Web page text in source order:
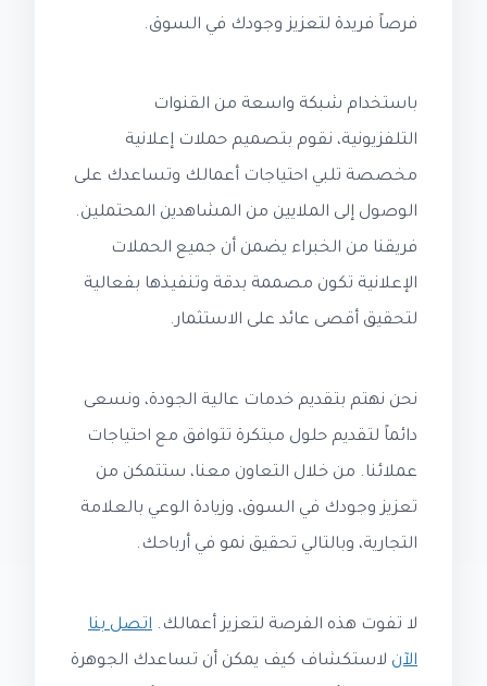
فرصاً فريدة لتعزيز وجودك في السوق.
باستخدام شبكة واسعة من القنوات
التلفزيونية، نقوم بتصميم حملات إعلانية
مخصصة تلبي احتياجات أعمالك وتساعدك على
الوصول إلى الملايين من المشاهدين المحتملين.
فريقنا من الخبراء يضمن أن جميع الحملات
الإعلانية تكون مصممة بدقة وتنفيذها بفعالية
لتحقيق أقصى عائد على الاستثمار.
نحن نهتم بتقديم خدمات عالية الجودة، ونسعى
دائماً لتقديم حلول مبتكرة تتوافق مع احتياجات
عملائنا. من خلال التعاون معنا، ستتمكن من
تعزيز وجودك في السوق، وزيادة الوعي بالعلامة
التجارية، وبالتالي تحقيق نمو في أرباحك.
لا تفوت هذه الفرصة لتعزيز أعمالك. اتصل بنا
الآن لاستكشاف كيف يمكن أن تساعدك الجوهرة